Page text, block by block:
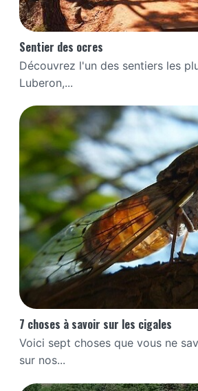
Sentier des ocres
Découvrez l'un des sentiers les
Luberon,...
7 choses à savoir sur les cigales
Voici sept choses que vous ne
sur nos...